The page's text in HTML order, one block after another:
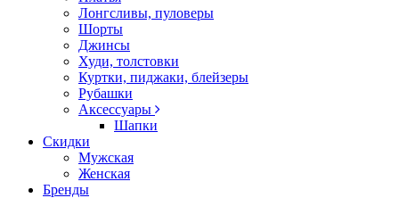
Лонгсливы, пуловеры
Шорты
Джинсы
Худи, толстовки
Куртки, пиджаки, блейзеры
Рубашки
Аксессуары
Шапки
Скидки
Мужская
Женская
Бренды